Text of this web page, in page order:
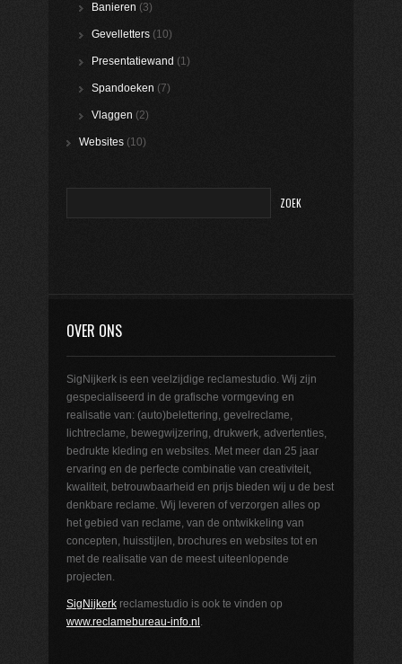
Banieren (3)
Gevelletters (10)
Presentatiewand (1)
Spandoeken (7)
Vlaggen (2)
Websites (10)
OVER ONS
SigNijkerk is een veelzijdige reclamestudio. Wij zijn
gespecialiseerd in de grafische vormgeving en
realisatie van: (auto)belettering, gevelreclame,
lichtreclame, bewegwijzering, drukwerk, advertenties,
bedrukte kleding en websites. Met meer dan 25 jaar
ervaring en de perfecte combinatie van creativiteit,
kwaliteit, betrouwbaarheid en prijs bieden wij u de best
denkbare reclame. Wij leveren of verzorgen alles op
het gebied van reclame, van de ontwikkeling van
concepten, huisstijlen, brochures en websites tot en
met de realisatie van de meest uiteenlopende
projecten.
SigNijkerk reclamestudio is ook te vinden op
www.reclamebureau-info.nl .